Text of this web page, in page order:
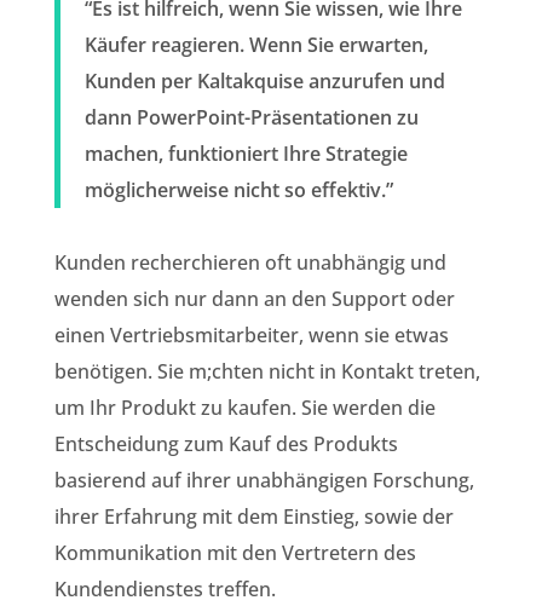
“Es ist hilfreich, wenn Sie wissen, wie Ihre
Käufer reagieren. Wenn Sie erwarten,
Kunden per Kaltakquise anzurufen und
dann PowerPoint-Präsentationen zu
machen, funktioniert Ihre Strategie
möglicherweise nicht so effektiv.”
Kunden recherchieren oft unabhängig und
wenden sich nur dann an den Support oder
einen Vertriebsmitarbeiter, wenn sie etwas
benötigen. Sie m;chten nicht in Kontakt treten,
um Ihr Produkt zu kaufen. Sie werden die
Entscheidung zum Kauf des Produkts
basierend auf ihrer unabhängigen Forschung,
ihrer Erfahrung mit dem Einstieg, sowie der
Kommunikation mit den Vertretern des
Kundendienstes treffen.